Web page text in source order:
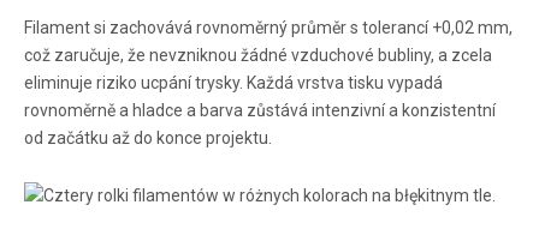
Filament si zachovává rovnoměrný průměr s tolerancí +0,02 mm,
což zaručuje, že nevzniknou žádné vzduchové bubliny, a zcela
eliminuje riziko ucpání trysky. Každá vrstva tisku vypadá
rovnoměrně a hladce a barva zůstává intenzivní a konzistentní
od začátku až do konce projektu.